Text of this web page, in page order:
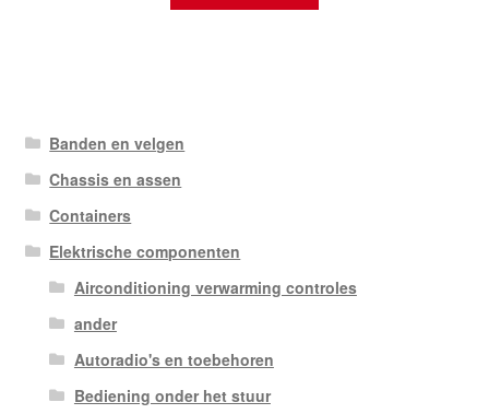
Banden en velgen
Chassis en assen
Containers
Elektrische componenten
Airconditioning verwarming controles
ander
Autoradio's en toebehoren
Bediening onder het stuur